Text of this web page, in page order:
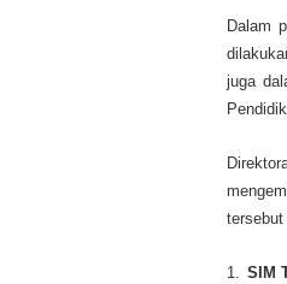
Dalam
juga
1. SIM